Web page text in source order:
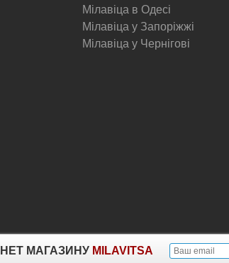
Мілавіца в Одесі
Мілавіца у Запоріжжі
Мілавіца у Чернігові
МАГАЗИНУ MILAVITSA
© Milavitsa.